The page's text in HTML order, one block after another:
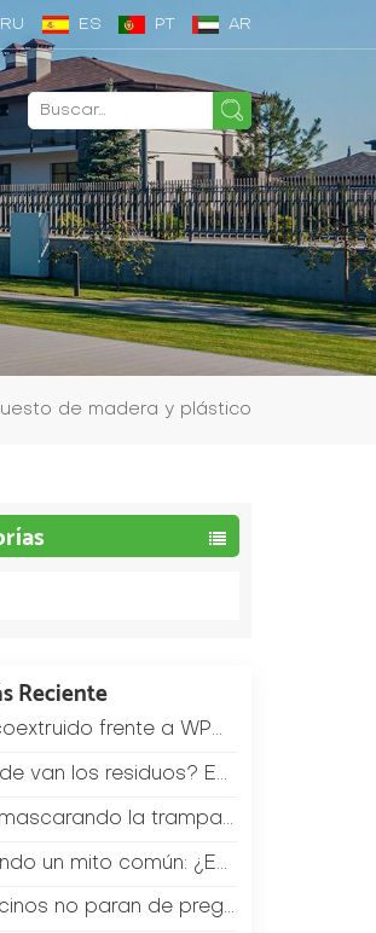
RU ES PT AR
de madera y plástico
Reciente
WPC monocapa estándar: ¿Cuál es la diferencia de precio y cómo elegir?
Eche un vistazo al sistema de reciclaje "cero residuos" de nuestra fábrica.
qué los paneles de WPC que cuestan 2 dólares menos por metro cuadrado terminan costando a los contratistas 20 dólares adicionales en gastos posteriores a la venta?
común: ¿Es realmente imposible cortar el WPC?
¿Dónde compraste esta valla de jardín? (Una solución de WPC de bajo coste)